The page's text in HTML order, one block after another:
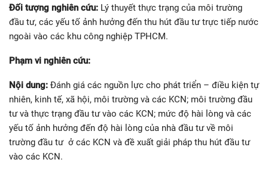
Đối tượng nghiên cứu: Lý thuyết thực trạng của môi trường
đầu tư, các yếu tố ảnh hưởng đến thu hút đầu tư trực tiếp nước
ngoài vào các khu công nghiệp TPHCM.
Phạm vi nghiên cứu:
Nội dung: Đánh giá các nguồn lực cho phát triển – điều kiện tự
nhiên, kinh tế, xã hội, môi trường và các KCN; môi trường đầu
tư và thực trạng đầu tư vào các KCN; mức độ hài lòng và các
yếu tố ảnh hưởng đến độ hài lòng của nhà đầu tư về môi
trường đầu tư ở các KCN và đề xuất giải pháp thu hút đầu tư
vào các KCN.